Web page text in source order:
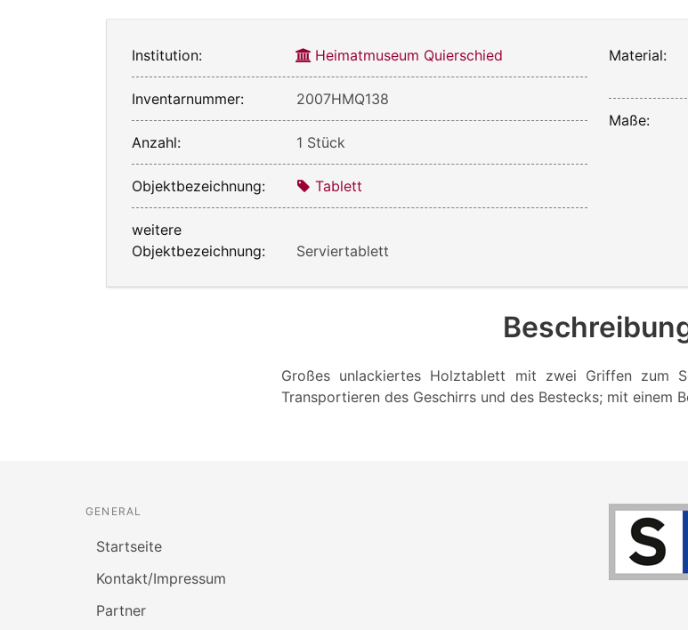
Institution: Heimatmuseum Quierschied
Inventarnummer: 2007HMQ138
Anzahl: 1 Stück
Objektbezeichnung: Tablett
weitere
Objektbezeichnung:
Serviertablett
Material:
Maße:
Großes unlackiertes Holztablett mit zwei Griffen zum
Transportieren des Geschirrs und des Bestecks; mit einem
GENERAL
Startseite
Kontakt/Impressum
Partner